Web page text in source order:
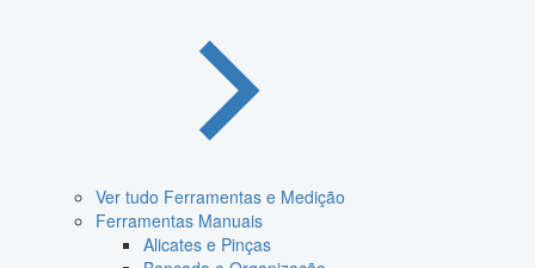
Ver tudo Ferramentas e Medição
Ferramentas Manuais
Alicates e Pinças